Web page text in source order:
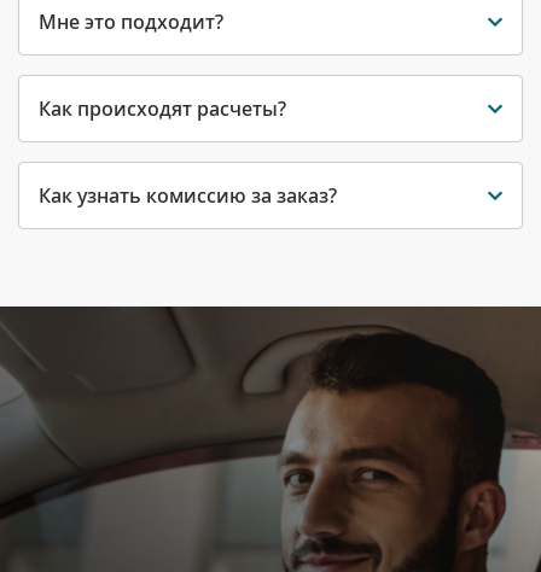
Мне это подходит?
Как происходят расчеты?
Как узнать комиссию за заказ?